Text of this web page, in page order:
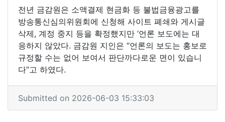
전년 금감원은 소액결제 현금화 등 불법금융광고를
방송통신심의위원회에 신청해 사이트 폐쇄와 게시글
삭제, 계정 중지 등을 확정했지만 ‘언론 보도에는 대
응하지 않았다. 금감원 지인은 “언론의 보도는 홍보로
규정할 수는 없어 보여서 판단까다로운 면이 있습니
다”고 하였다.
Submitted on 2026-06-03 15:33:03